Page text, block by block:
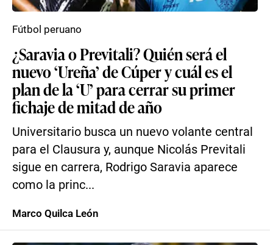
¿Saravia o Previtali? Quién será el
nuevo ‘Ureña’ de Cúper y cuál es el
plan de la ‘U’ para cerrar su primer
fichaje de mitad de año
Universitario busca un nuevo volante central
para el Clausura y, aunque Nicolás Previtali
sigue en carrera, Rodrigo Saravia aparece
como la princ...
Fútbol peruano
Marco Quilca León